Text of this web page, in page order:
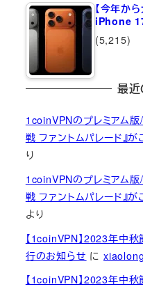
【今年か
iPhone
(5,215)
最近
1coinVPNのプレミアム
戦 ファントムパレード』
り
1coinVPNのプレミアム
戦 ファントムパレード』
より
【1coinVPN】2023年中
行のお知らせ にxiaolong
【1coinVPN】2023年中